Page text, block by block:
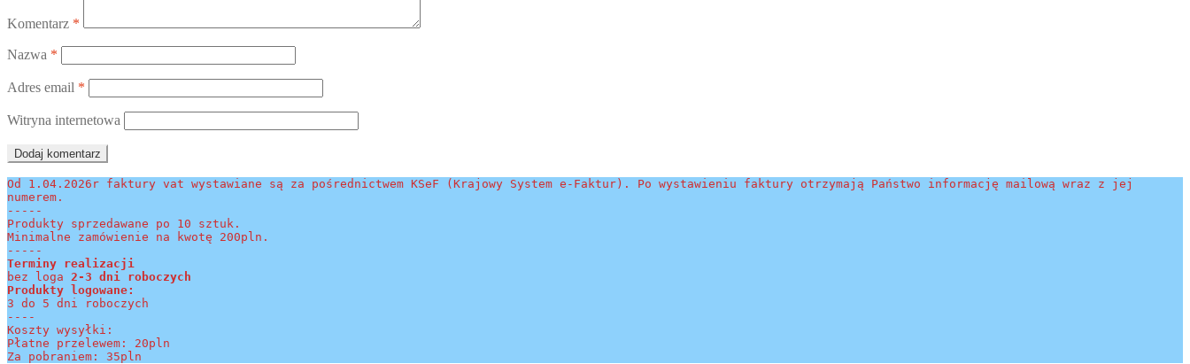
Komentarz *
Nazwa *
Adres email *
Witryna internetowa
Od 1.04.2026r faktury vat wystawiane są za pośrednictwem KSeF (Krajowy System e-Faktur). Po wystawieniu faktury otrzymają Państwo informację mailową wraz z jej
numerem.
-----
Produkty sprzedawane po 10 sztuk.
Minimalne zamówienie na kwotę 200pln.
-----
Terminy realizacji
bez loga 2-3 dni roboczych
Produkty logowane:
3 do 5 dni roboczych
----
Koszty wysyłki:
Płatne przelewem: 20pln
Za pobraniem: 35pln